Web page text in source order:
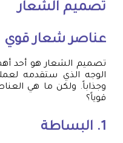
تصميم الشعار
عناصر شعار قوي
تصميم الشعار هو أحد
الوجه الذي ستقدمه
وجذاباً. ولكن ما هي
قوياً؟
1. البساطة